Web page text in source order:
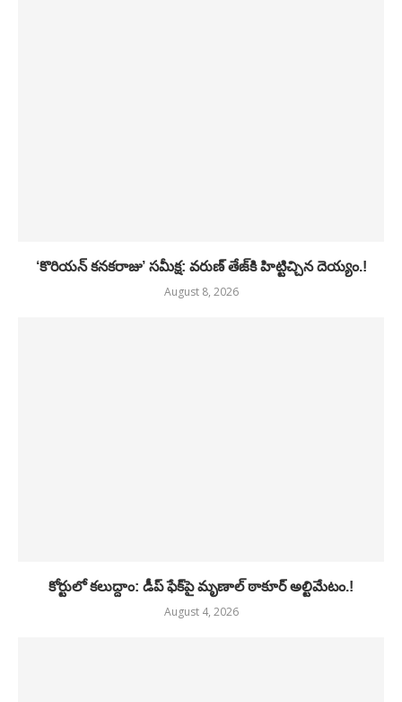
‘కొరియన్ కనకరాజు’ సమీక్ష: వరుణ్ తేజ్‌కి హిట్టిచ్చిన దెయ్యం.!
August 8, 2026
కోర్టులో కలుద్దాం: డీప్ ఫేక్‌పై మృణాల్ ఠాకూర్ అల్టిమేటం.!
August 4, 2026